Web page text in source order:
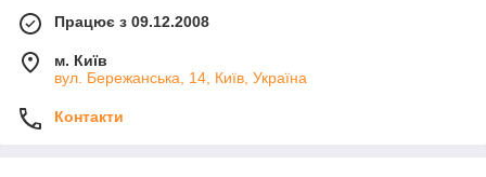
Працює з 09.12.2008
м. Київ
вул. Бережанська, 14, Київ, Україна
Контакти